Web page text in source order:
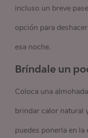
incluso un breve
opción para
esa noche.
Bríndale un
Coloca una
brindar calor natural
puedes ponerla en